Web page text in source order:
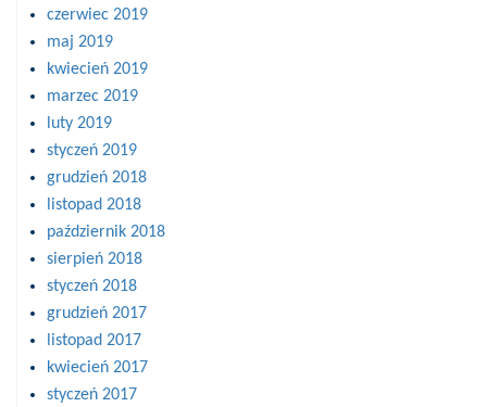
czerwiec 2019
maj 2019
kwiecień 2019
marzec 2019
luty 2019
styczeń 2019
grudzień 2018
listopad 2018
październik 2018
sierpień 2018
styczeń 2018
grudzień 2017
listopad 2017
kwiecień 2017
styczeń 2017